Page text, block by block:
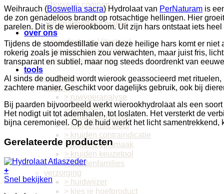
> horseup company
> unika
zelf knabbelhout maken
over ons
> manifest van Vitasteed
> het verhaal van Vitasteed
> onze leveranciers
tools
overzicht
voeding
> ruwvoeranalyse
> equiscore
> kruidensorteerder
> kruidenrisicotool
> kruiden contraindicatie
> kruiden op smaak
> kruiden keuzetool
> kruidenfamilies
verzorging
> huidwijzer
> kies je hoefproduct
Weihrauch (Boswellia sacra) Hydrolaat van PerNaturam is
de zon genadeloos brandt op rotsachtige hellingen. Hier
parelen. Dit is de wierookboom. Uit zijn hars ontstaat iets
Tijdens de stoomdestillatie van deze heilige hars komt er
rokerig zoals je misschien zou verwachten, maar juist fris,
transparant en subtiel, maar nog steeds doordrenkt van
Al sinds de oudheid wordt wierook geassocieerd met
zachtere manier. Geschikt voor dagelijks gebruik, ook bij
Bij paarden bijvoorbeeld werkt wierookhydrolaat als een
Het nodigt uit tot ademhalen, tot loslaten. Het versterkt de
bijna ceremonieel. Op de huid werkt het licht
Gerelateerde producten
+
Dit
Snel bekijken